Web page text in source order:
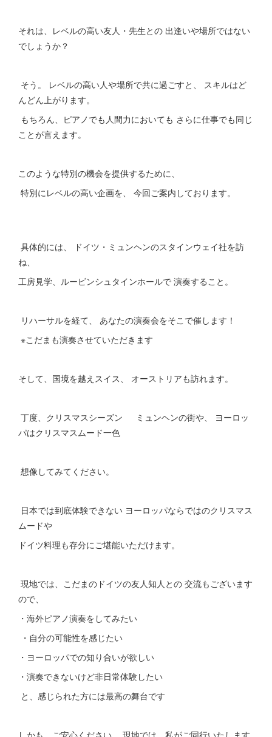
それは、レベルの高い友人・先生との 出逢いや場所ではない
でしょうか？
そう。 レベルの高い人や場所で共に過ごすと、 スキルはど
んどん上がります。
もちろん、ピアノでも人間力においても さらに仕事でも同じ
ことが言えます。
このような特別の機会を提供するために、
特別にレベルの高い企画を、 今回ご案内しております。
具体的には、 ドイツ・ミュンヘンのスタインウェイ社を訪
ね、
工房見学、ルービンシュタインホールで 演奏すること。
リハーサルを経て、 あなたの演奏会をそこで催します！
※こだまも演奏させていただきます
そして、国境を越えスイス、 オーストリアも訪れます。
丁度、クリスマスシーズン ミュンヘンの街や、 ヨーロッ
パはクリスマスムード一色
想像してみてください。
日本では到底体験できない ヨーロッパならではのクリスマス
ムードや
ドイツ料理も存分にご堪能いただけます。
現地では、こだまのドイツの友人知人との 交流もございます
ので、
・海外ピアノ演奏をしてみたい
・自分の可能性を感じたい
・ヨーロッパでの知り合いが欲しい
・演奏できないけど非日常体験したい
と、感じられた方には最高の舞台です
しかも、ご安心ください。 現地では、私がご同行いたします